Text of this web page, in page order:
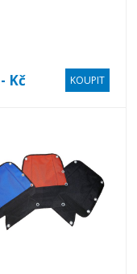
Kč KOUPIT